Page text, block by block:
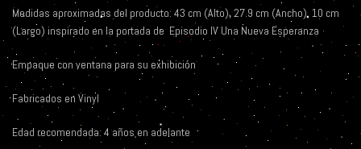
Medidas aproximadas del producto: 43 cm (Alto), 27.9 cm (Ancho), 10 cm
(Largo) inspirado en la portada de Episodio IV Una Nueva Esperanza
Empaque con ventana para su exhibición
Fabricados en Vinyl
Edad recomendada: 4 años en adelante